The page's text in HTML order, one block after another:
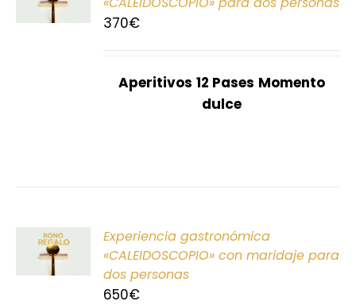
370€
Aperitivos 12 Pases Momento
dulce
Experiencia gastronómica
«CALEIDOSCOPIO» con maridaje para
dos personas
650€